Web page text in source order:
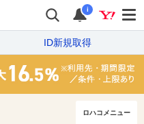
i
ID新規取得
ロハコメニュー